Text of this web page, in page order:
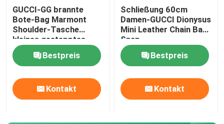
GUCCI-GG brannte
Bote-Bag Marmont
Shoulder-Tasche
kleines gestepptes
Leder ein
Bestpreis
Kontakt
Schließung 60cm
Damen-GUCCI Dionysus
Mini Leather Chain Bag
Snap
Bestpreis
Kontakt